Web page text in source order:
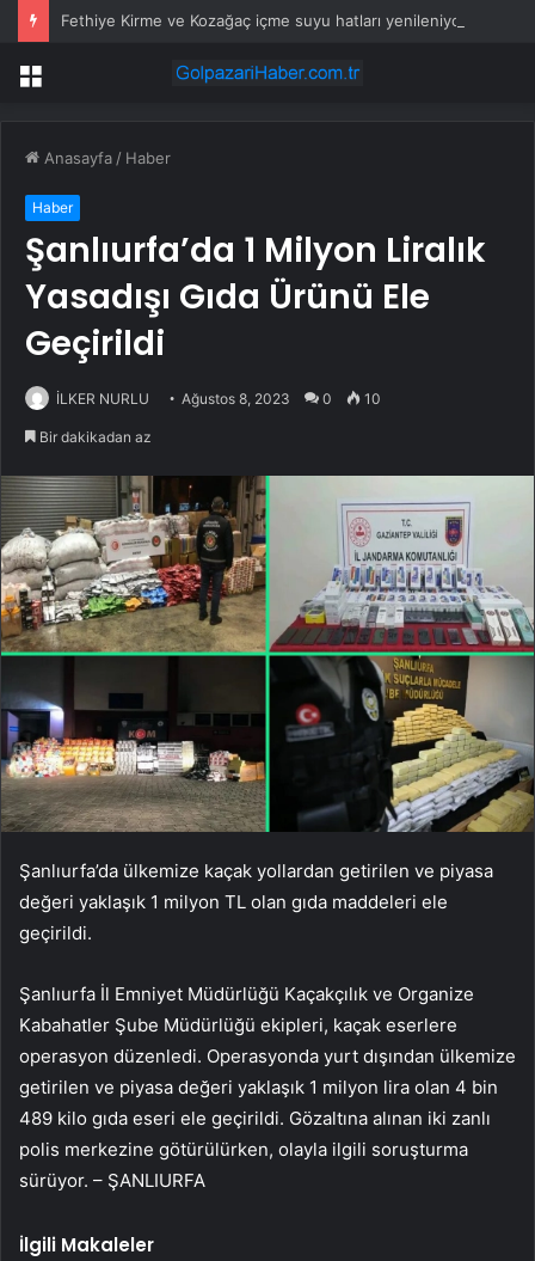
Fethiye Kirme ve Kozağaç içme suyu hatları yenileniyor
Menü
Anasayfa / Haber
Haber
Şanlıurfa’da 1 Milyon Liralık
Yasadışı Gıda Ürünü Ele
Geçirildi
İLKER NURLU Ağustos 8, 2023 0 10
Bir dakikadan az
Şanlıurfa’da ülkemize kaçak yollardan getirilen ve piyasa
değeri yaklaşık 1 milyon TL olan gıda maddeleri ele
geçirildi.
Şanlıurfa İl Emniyet Müdürlüğü Kaçakçılık ve Organize
Kabahatler Şube Müdürlüğü ekipleri, kaçak eserlere
operasyon düzenledi. Operasyonda yurt dışından ülkemize
getirilen ve piyasa değeri yaklaşık 1 milyon lira olan 4 bin
489 kilo gıda eseri ele geçirildi. Gözaltına alınan iki zanlı
polis merkezine götürülürken, olayla ilgili soruşturma
sürüyor. – ŞANLIURFA
İlgili Makaleler